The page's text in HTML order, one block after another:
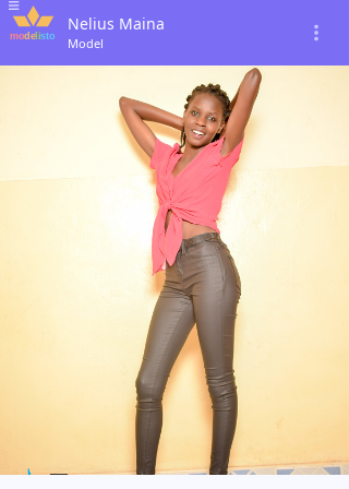
Nelius Maina
Model